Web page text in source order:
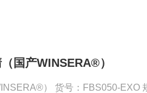
国产WINSERA®）
产品